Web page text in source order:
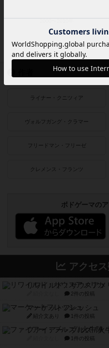
1980〜1990年
ライナー・クニツィア
ヴォルフガング・クラマー
フリードマン・フリーゼ
クレメンス・フランツ
ボドゲーマの
アクセ
リワイルド：サウスアメ
2件の投稿
マーケットフレッシュ
紹介文あり 1件の投稿
ファイアー・ブルズ / 火
1件の投稿